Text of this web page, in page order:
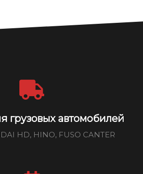
грузовых автомобилей
HD, HINO, FUSO CANTER